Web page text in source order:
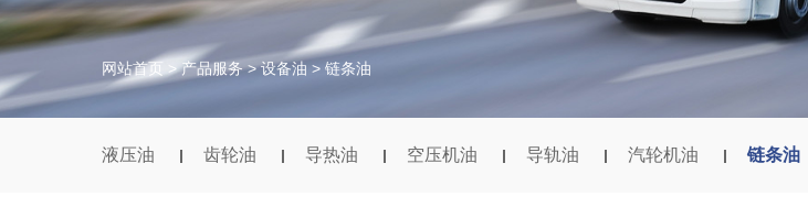
合作伙伴
网站首页 > 产品服务 > 设备油 > 链条油
液压油 齿轮油 导热油 空压机油 导轨油 汽轮机油 链条油